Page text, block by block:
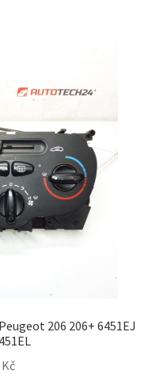
206 206+ 6451EJ
Kč